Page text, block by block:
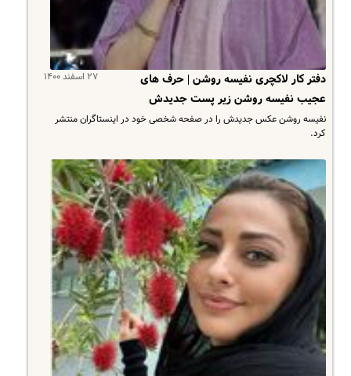
۲۷ اسفند ۱۴۰۰
دفتر کار لاکچری نفیسه روشن | حرف های
عجیب نفیسه روشن زیر پست جدیدش
نفیسه روشن عکس جدیدش را در صفحه شخصی خود در اینستاگران منتشر
کرد.